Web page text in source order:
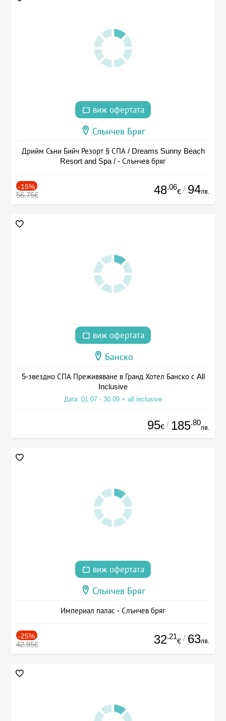
виж офертата
Слънчев Бряг
Дрийм Съни Бийч Резорт § СПА / Dreams Sunny Beach
Resort and Spa / - Слънчев бряг
-15%
56.75€ 48.06
€ / 94лв.
виж офертата
Банско
5-звездно СПА Преживяване в Гранд Хотел Банско с All
Inclusive
Дата: 01.07 - 30.09 + all inclusive
95€ / 185.80
лв.
виж офертата
Слънчев Бряг
Империал палас - Слънчев бряг
-25%
42.95€ 32.21
€ / 63лв.